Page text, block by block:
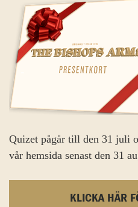
Quizet pågår till den 31 juli
vår hemsida senast den 31
KLICKA HÄR